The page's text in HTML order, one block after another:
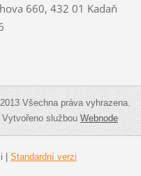
660, 432 01 Kadaň
Všechna práva vyhrazena.
Vytvořeno službouWebnode
Standardní verzi